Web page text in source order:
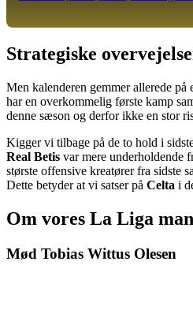
Strategiske
Men kalenderen gemmer allerede på
har en overkommelig første kamp
denne sæson og derfor ikke en stor
Kigger vi tilbage på de to hold i
Real Betis var mere underholdende
største offensive kreatører fra sidste
Dette betyder at vi satser på Celta i
Om vores La Liga
Mød Tobias Wittus Olesen